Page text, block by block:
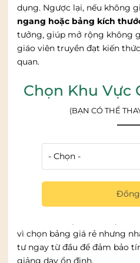
dụng. Ngược lại, nếu không
ngang hoặc bảng kích
tưởng, giúp mở rộng không
giáo viên truyền đạt kiến
quan.
Kích thước bảng dạy học
– Độ bền và tính kinh tế về
giảng dạy mà còn là khoản
tâm. Bảng bền, chịu lực tốt,
chống xước sẽ giúp duy trì
vì chọn bảng giá rẻ nhưng
tư ngay từ đầu để đảm bảo
giảng dạy ổn định.
Chọn Khu Vực
(BẠN CÓ THỂ